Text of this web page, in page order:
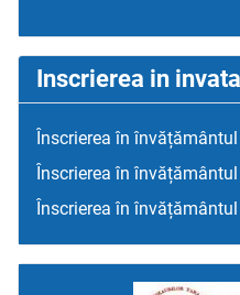
Inscrierea in
Înscrierea în
Înscrierea în
Înscrierea în